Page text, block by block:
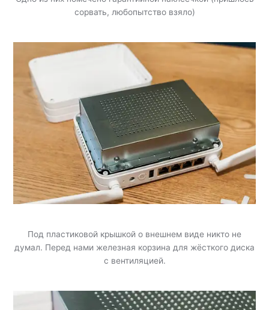
сорвать, любопытство взяло)
Под пластиковой крышкой о внешнем виде никто не
думал. Перед нами железная корзина для жёсткого диска
с вентиляцией.